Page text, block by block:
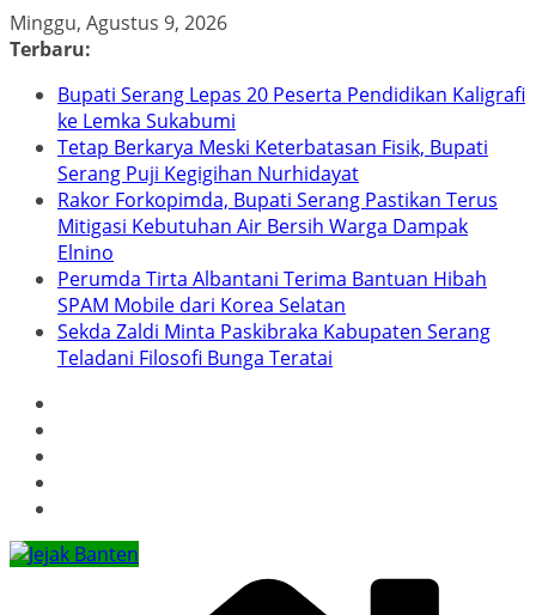
Skip
to
Minggu, Agustus 9, 2026
Terbaru:
Bupati Serang Lepas 20 Peserta Pendidikan Kaligrafi
ke Lemka Sukabumi
Tetap Berkarya Meski Keterbatasan Fisik, Bupati
Serang Puji Kegigihan Nurhidayat
Rakor Forkopimda, Bupati Serang Pastikan Terus
Mitigasi Kebutuhan Air Bersih Warga Dampak
Elnino
Perumda Tirta Albantani Terima Bantuan Hibah
SPAM Mobile dari Korea Selatan
Sekda Zaldi Minta Paskibraka Kabupaten Serang
Teladani Filosofi Bunga Teratai